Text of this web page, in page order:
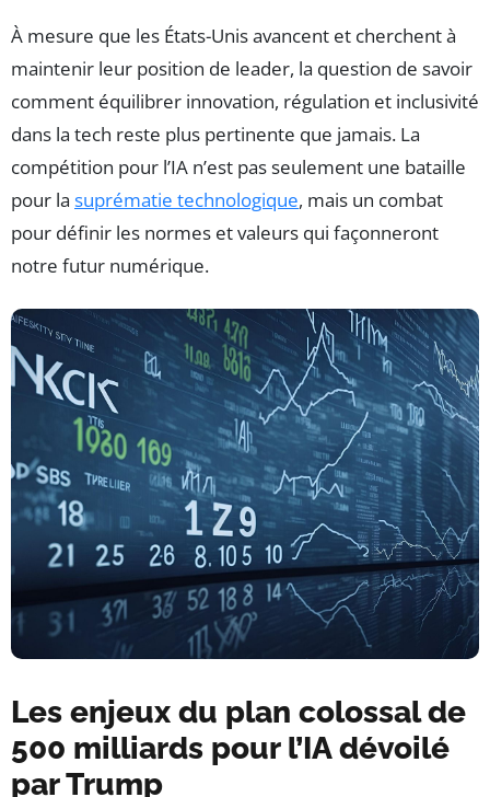
À mesure que les États-Unis avancent et cherchent à
maintenir leur position de leader, la question de savoir
comment équilibrer innovation, régulation et inclusivité
dans la tech reste plus pertinente que jamais. La
compétition pour l’IA n’est pas seulement une bataille
pour la suprématie technologique, mais un combat
pour définir les normes et valeurs qui façonneront
notre futur numérique.
Les enjeux du plan colossal de
500 milliards pour l’IA dévoilé
par Trump